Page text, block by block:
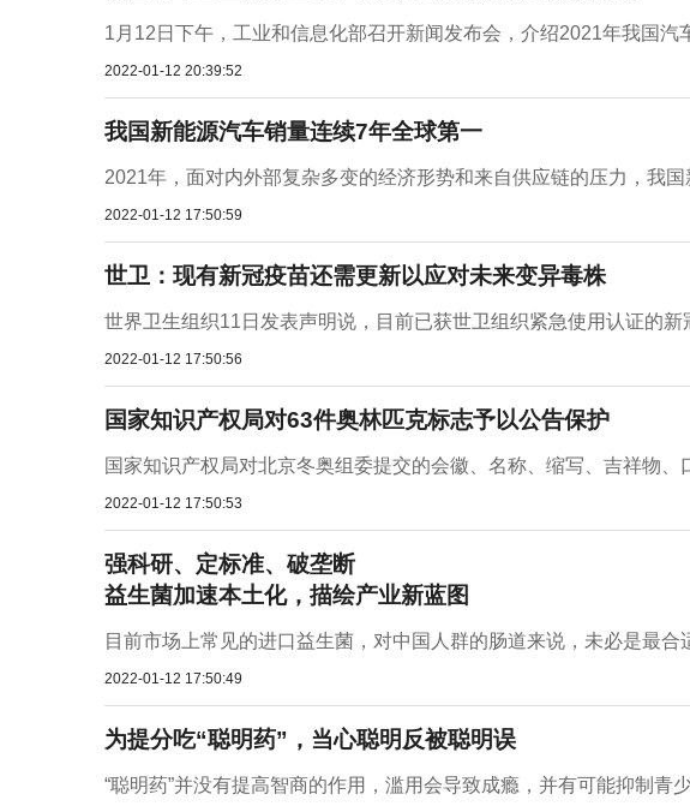
1月12日下午，工业和信息化部召开新闻发布会，介绍2021年我国汽
2022-01-12 20:39:52
我国新能源汽车销量连续7年全球第一
2021年，面对内外部复杂多变的经济形势和来自供应链的压力，我
2022-01-12 17:50:59
世卫：现有新冠疫苗还需更新以应对未来变异毒株
世界卫生组织11日发表声明说，目前已获世卫组织紧急使用认证的
2022-01-12 17:50:56
国家知识产权局对63件奥林匹克标志予以公告保护
国家知识产权局对北京冬奥组委提交的会徽、名称、缩写、吉祥物、
2022-01-12 17:50:53
强科研、定标准、破垄断
益生菌加速本土化，描绘产业新蓝图
目前市场上常见的进口益生菌，对中国人群的肠道来说，未必是最
2022-01-12 17:50:49
为提分吃“聪明药”，当心聪明反被聪明误
“聪明药”并没有提高智商的作用，滥用会导致成瘾，并有可能抑制青